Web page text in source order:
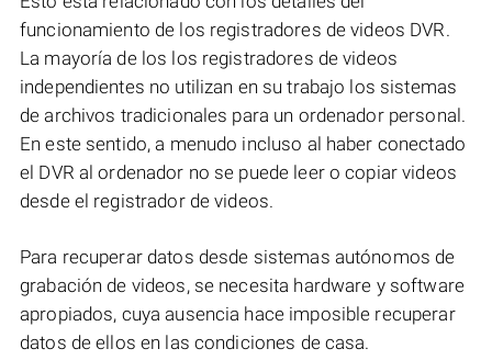
funcionamiento de los registradores de videos DVR.
La mayoría de los los registradores de videos
independientes no utilizan en su trabajo los sistemas
de archivos tradicionales para un ordenador personal.
En este sentido, a menudo incluso al haber conectado
el DVR al ordenador no se puede leer o copiar videos
desde el registrador de videos.
Para recuperar datos desde sistemas autónomos de
grabación de videos, se necesita hardware y software
apropiados, cuya ausencia hace imposible recuperar
datos de ellos en las condiciones de casa.